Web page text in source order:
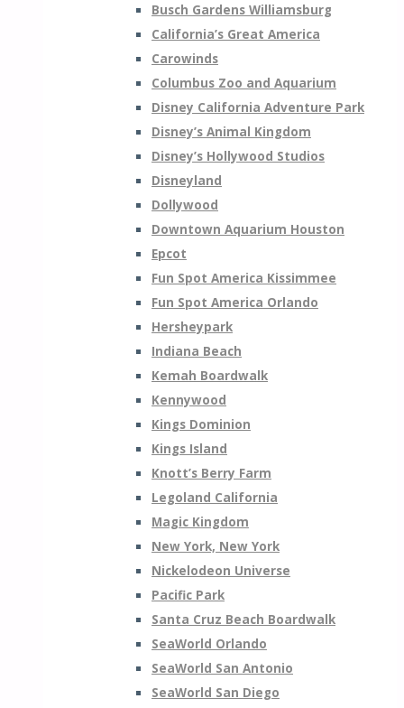
Busch Gardens Williamsburg
California’s Great America
Carowinds
Columbus Zoo and Aquarium
Disney California Adventure Park
Disney’s Animal Kingdom
Disney’s Hollywood Studios
Disneyland
Dollywood
Downtown Aquarium Houston
Epcot
Fun Spot America Kissimmee
Fun Spot America Orlando
Hersheypark
Indiana Beach
Kemah Boardwalk
Kennywood
Kings Dominion
Kings Island
Knott’s Berry Farm
Legoland California
Magic Kingdom
New York, New York
Nickelodeon Universe
Pacific Park
Santa Cruz Beach Boardwalk
SeaWorld Orlando
SeaWorld San Antonio
SeaWorld San Diego